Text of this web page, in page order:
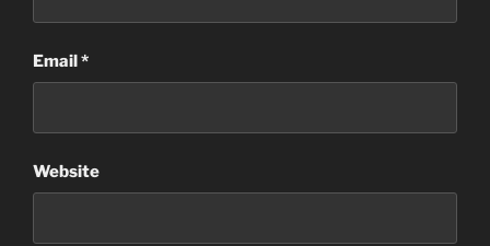
Email*
Website